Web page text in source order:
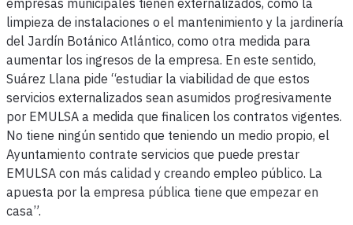
empresas municipales tienen externalizados, como la
limpieza de instalaciones o el mantenimiento y la jardinería
del Jardín Botánico Atlántico, como otra medida para
aumentar los ingresos de la empresa. En este sentido,
Suárez Llana pide “estudiar la viabilidad de que estos
servicios externalizados sean asumidos progresivamente
por EMULSA a medida que finalicen los contratos vigentes.
No tiene ningún sentido que teniendo un medio propio, el
Ayuntamiento contrate servicios que puede prestar
EMULSA con más calidad y creando empleo público. La
apuesta por la empresa pública tiene que empezar en
casa”.